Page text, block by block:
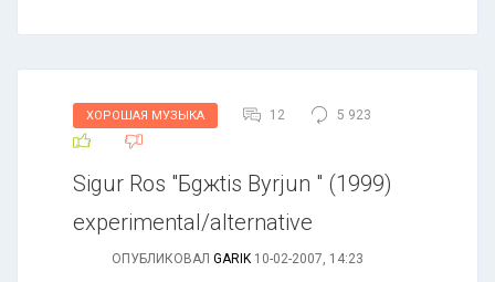
ХОРОШАЯ МУЗЫКА 12 5 923
Sigur Ros "Бgжtis Byrjun " (1999)
experimental/alternative
ОПУБЛИКОВАЛ GARIK 10-02-2007, 14:23